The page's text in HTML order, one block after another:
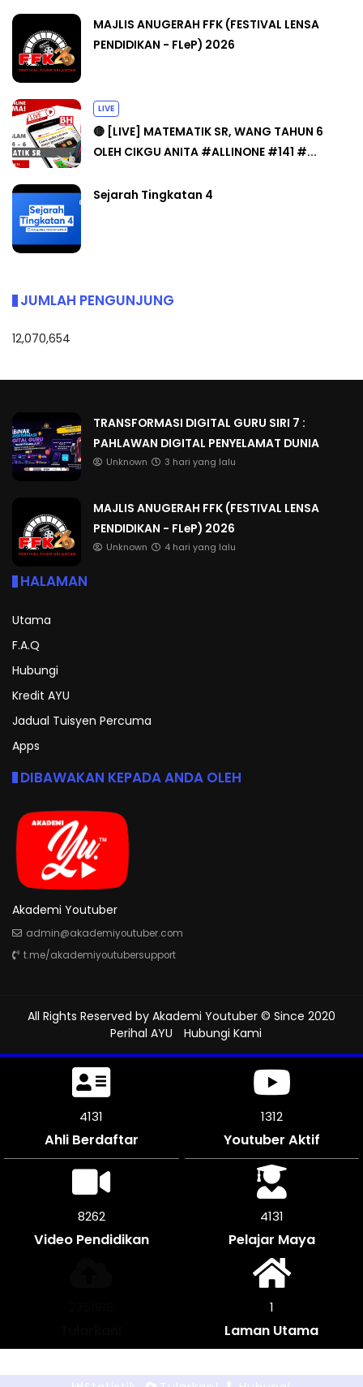
MAJLIS ANUGERAH FFK (FESTIVAL LENSA
PENDIDIKAN - FLeP) 2026
LIVE
🔴 [LIVE] MATEMATIK SR, WANG TAHUN 6
OLEH CIKGU ANITA #ALLINONE #141 #...
Sejarah Tingkatan 4
JUMLAH PENGUNJUNG
12,070,654
TRANSFORMASI DIGITAL GURU SIRI 7 :
PAHLAWAN DIGITAL PENYELAMAT DUNIA
Unknown 3 hari yang lalu
MAJLIS ANUGERAH FFK (FESTIVAL LENSA
PENDIDIKAN - FLeP) 2026
Unknown 4 hari yang lalu
HALAMAN
Utama
F.A.Q
Hubungi
Kredit AYU
Jadual Tuisyen Percuma
Apps
DIBAWAKAN KEPADA ANDA OLEH
Akademi Youtuber
admin@akademiyoutuber.com
t.me/akademiyoutubersupport
All Rights Reserved by Akademi Youtuber © Since 2020
Perihal AYU
Hubungi Kami
4650
Ahli Berdaftar
1312
Youtuber Aktif
9300
Video Pendidikan
4650
Pelajar Maya
1
Laman Utama